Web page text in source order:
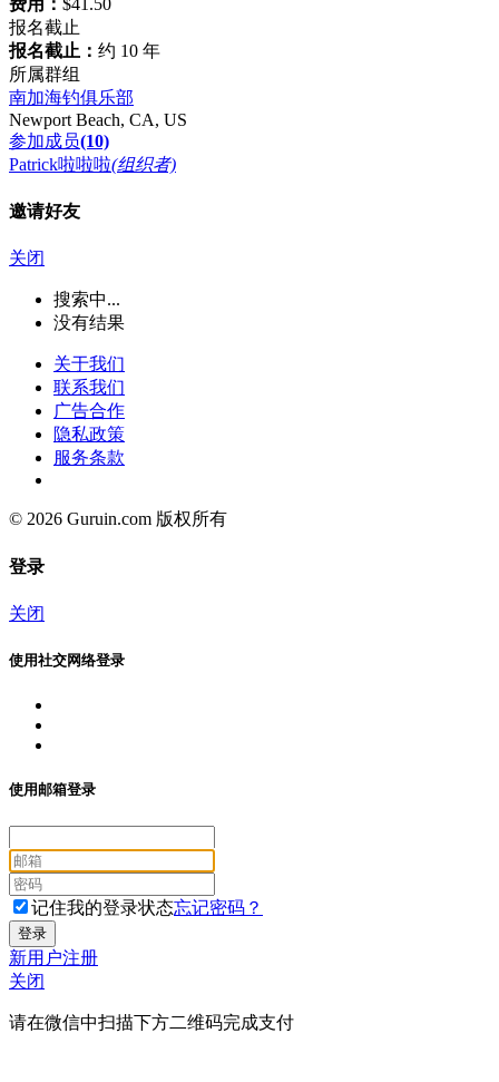
报名截止
报名截止： 约 10 年
所属群组
南加海钓俱乐部
Newport Beach, CA, US
参加成员(10)
Patrick啦啦啦(组织者)
邀请好友
关闭
搜索中...
没有结果
关于我们
联系我们
广告合作
隐私政策
服务条款
© 2026 Guruin.com 版权所有
登录
关闭
使用社交网络登录
使用邮箱登录
记住我的登录状态忘记密码？
新用户注册
关闭
请在微信中扫描下方二维码完成支付